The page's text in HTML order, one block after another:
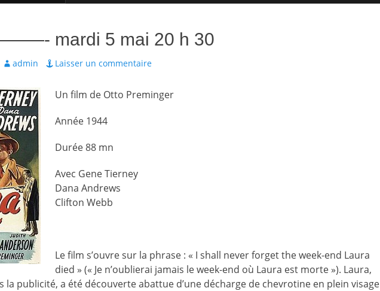
mardi 5 mai 20 h 30
Auteur
admin Laisser un commentaire
Un film de Otto Preminger
Année 1944
Durée 88 mn
Avec Gene Tierney
Dana Andrews
Clifton Webb
Le film s’ouvre sur la phrase : « I shall never forget the week-end Laura
died » (« Je n’oublierai jamais le week-end où Laura est morte »). Laura,
la publicité, a été découverte abattue d’une décharge de chevrotine en plein visage